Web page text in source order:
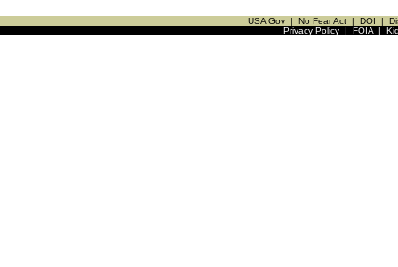
USA Gov | No Fear Act | DOI |
Privacy Policy| FOIA|